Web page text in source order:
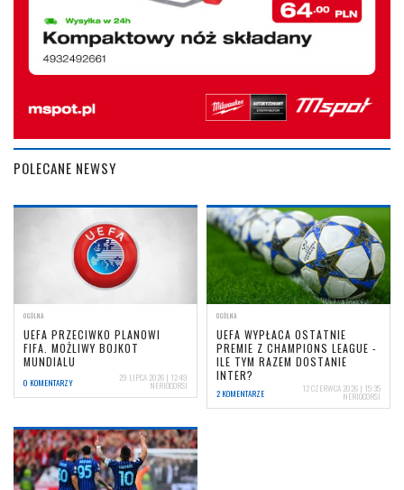
POLECANE NEWSY
OGÓLNA
UEFA PRZECIWKO PLANOWI
FIFA. MOŻLIWY BOJKOT
MUNDIALU
0 KOMENTARZY 29 LIPCA 2026 | 12:49
NERIOCORSI
OGÓLNA
UEFA WYPŁACA OSTATNIE
PREMIE Z CHAMPIONS LEAGUE -
ILE TYM RAZEM DOSTANIE
INTER?
2 KOMENTARZE 12 CZERWCA 2026 | 15:35
NERIOCORSI